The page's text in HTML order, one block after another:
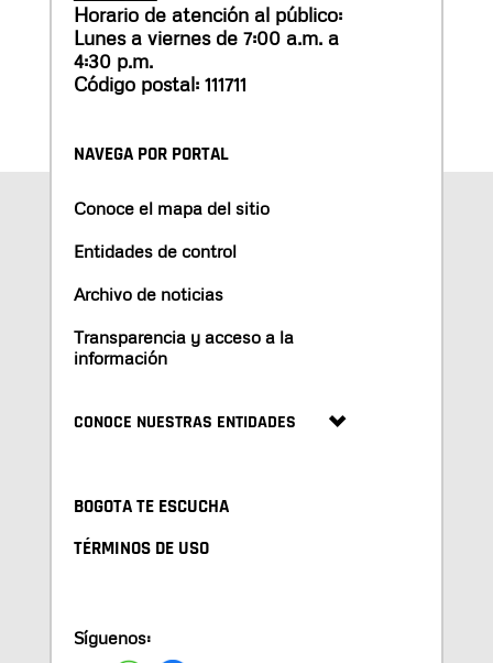
Horario de atención al público:
Lunes a viernes de 7:00 a.m. a
4:30 p.m.
Código postal: 111711
NAVEGA POR PORTAL
Conoce el mapa del sitio
Entidades de control
Archivo de noticias
Transparencia y acceso a la
información
CONOCE NUESTRAS ENTIDADES
BOGOTA TE ESCUCHA
TÉRMINOS DE USO
Síguenos: